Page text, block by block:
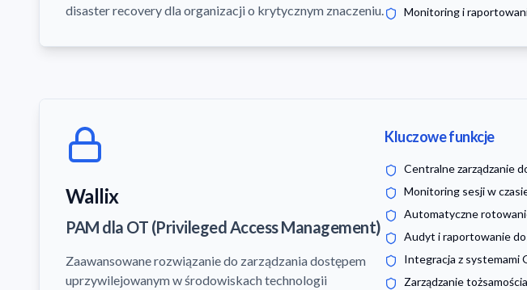
disaster recovery dla organizacji o krytycznym znaczeniu.
Monitoring i
Wallix
PAM dla OT (Privileged Access Management)
Zaawansowane rozwiązanie do zarządzania dostępem
uprzywilejowanym w środowiskach technologii
Kluczowe funkcje
Centralne zarządzanie
Monitoring sesji w
Automatyczne
Audyt i raportowanie
Integracja z systemami
Zarządzanie